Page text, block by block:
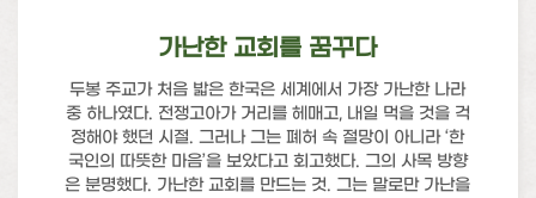
가난한 교회를 꿈꾸다
두봉 주교가 처음 밟은 한국은 세계에서 가장 가난한 나라
중 하나였다. 전쟁고아가 거리를 헤매고, 내일 먹을 것을 걱
정해야 했던 시절. 그러나 그는 폐허 속 절망이 아니라 ‘한
국인의 따뜻한 마음’을 보았다고 회고했다. 그의 사목 방향
은 분명했다. 가난한 교회를 만드는 것. 그는 말로만 가난을